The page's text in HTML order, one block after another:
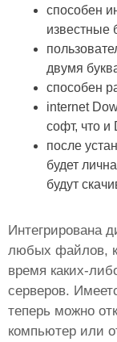
способен
известные
двумя
способен
internet
софт, что и
после
будет
будут
Интегрирована
любых файлов,
время каких-
серверов.
теперь можно
компьютер или